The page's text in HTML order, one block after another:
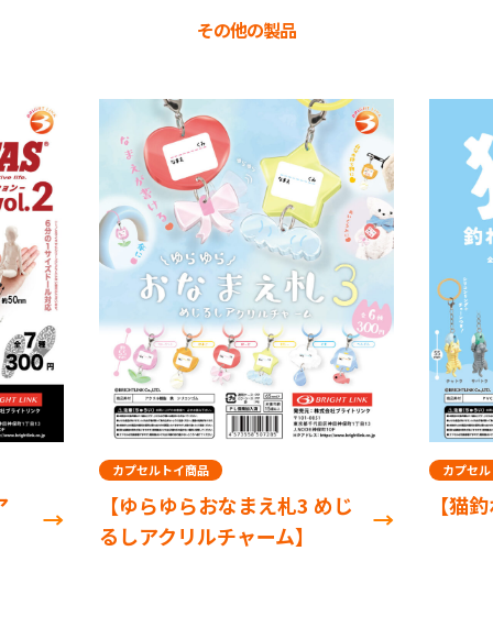
その他の製品
カプセルトイ商品
【ゆらゆらおなまえ札3 めじ
るしアクリルチャーム】
カプセ
【猫